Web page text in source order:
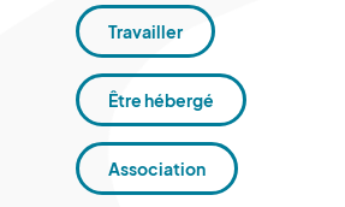
Travailler
Être hébergé
Association